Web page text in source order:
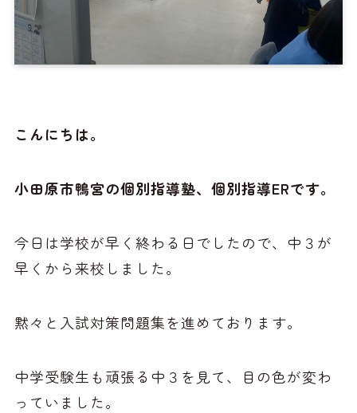
こんにちは。
小田原市鴨宮の個別指導塾、個別指導ERです。
今日は学校が早く終わる日でしたので、中３が
早くから来校しました。
黙々と入試対策問題集を進めております。
中学受験生も頑張る中３を見て、目の色が変わ
っていました。